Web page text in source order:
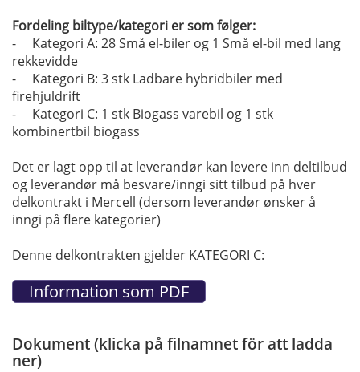
Fordeling biltype/kategori er som følger:
- Kategori A: 28 Små el-biler og 1 Små el-bil med lang
rekkevidde
- Kategori B: 3 stk Ladbare hybridbiler med
firehjuldrift
- Kategori C: 1 stk Biogass varebil og 1 stk
kombinertbil biogass
Det er lagt opp til at leverandør kan levere inn deltilbud
og leverandør må besvare/inngi sitt tilbud på hver
delkontrakt i Mercell (dersom leverandør ønsker å
inngi på flere kategorier)
Denne delkontrakten gjelder KATEGORI C:
Dokument (klicka på filnamnet för att ladda
ner)